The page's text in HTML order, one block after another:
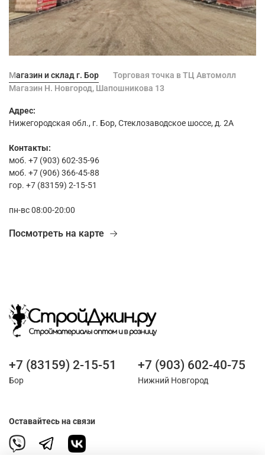
Магазин и склад г. Бор
Торговая точка в ТЦ Автомолл
Магазин Н. Новгород, Шапошникова 13
Адрес:
Нижегородская обл., г. Бор, Стеклозаводское шоссе, д. 2А
Контакты:
моб. +7 (903) 602-35-96
моб. +7 (906) 366-45-88
гор. +7 (83159) 2-15-51
пн-вс 08:00-20:00
Посмотреть на карте
+7 (83159) 2-15-51
Бор
+7 (903) 602-40-75
Нижний Новгород
Оставайтесь на связи